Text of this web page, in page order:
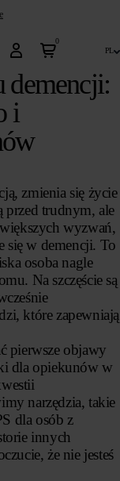
0
pl
demencji:
i
zmienia się życie
przed trudnym, ale
wyzwań,
się w demencji. To
osoba nagle
Na szczęście są
które zapewniają
pierwsze objawy
dla opiekunów w
narzędzia, takie
dla osób z
innych
że nie jesteś